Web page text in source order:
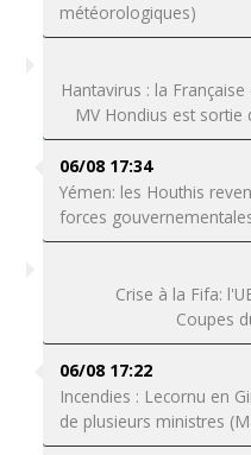
météorologiques)
Hantavirus : la
MV Hondius est
06/08 17:34
Yémen: les Houthis
forces
Crise à la Fifa:
Coupes
06/08 17:22
Incendies : Lecornu en
de plusieurs ministres